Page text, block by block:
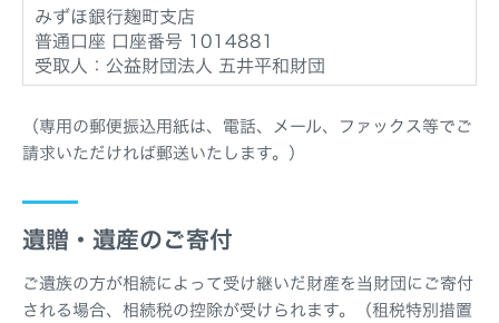
みずほ銀行麹町支店
普通口座 口座番号 1014881
受取人：公益財団法人 五井平和財団
（専用の郵便振込用紙は、電話、メール、ファックス等でご
請求いただければ郵送いたします。）
遺贈・遺産のご寄付
ご遺族の方が相続によって受け継いだ財産を当財団にご寄付
される場合、相続税の控除が受けられます。（租税特別措置